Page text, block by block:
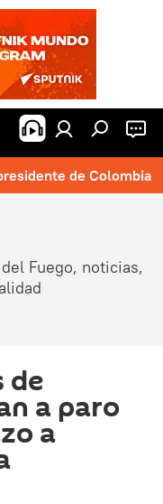
de Colombia
Fuego, noticias,
de
a paro
a